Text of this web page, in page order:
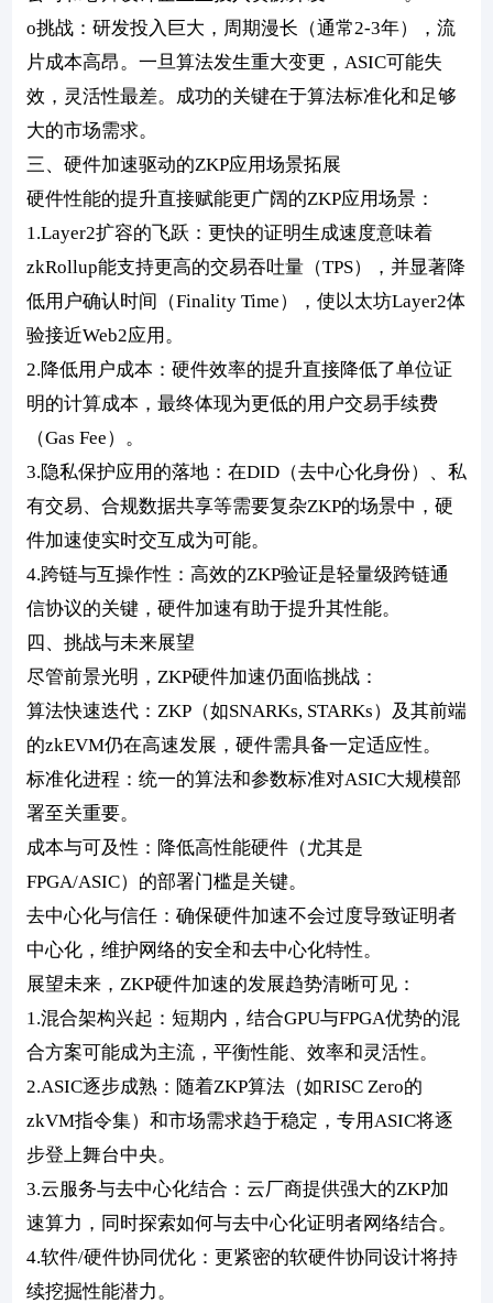
o挑战：研发投入巨大，周期漫长（通常2-3年），流
片成本高昂。一旦算法发生重大变更，ASIC可能失
效，灵活性最差。成功的关键在于算法标准化和足够
大的市场需求。
三、硬件加速驱动的ZKP应用场景拓展
硬件性能的提升直接赋能更广阔的ZKP应用场景：
1.Layer2扩容的飞跃：更快的证明生成速度意味着
zkRollup能支持更高的交易吞吐量（TPS），并显著降
低用户确认时间（Finality Time），使以太坊Layer2体
验接近Web2应用。
2.降低用户成本：硬件效率的提升直接降低了单位证
明的计算成本，最终体现为更低的用户交易手续费
（Gas Fee）。
3.隐私保护应用的落地：在DID（去中心化身份）、私
有交易、合规数据共享等需要复杂ZKP的场景中，硬
件加速使实时交互成为可能。
4.跨链与互操作性：高效的ZKP验证是轻量级跨链通
信协议的关键，硬件加速有助于提升其性能。
四、挑战与未来展望
尽管前景光明，ZKP硬件加速仍面临挑战：
算法快速迭代：ZKP（如SNARKs, STARKs）及其前端
的zkEVM仍在高速发展，硬件需具备一定适应性。
标准化进程：统一的算法和参数标准对ASIC大规模部
署至关重要。
成本与可及性：降低高性能硬件（尤其是
FPGA/ASIC）的部署门槛是关键。
去中心化与信任：确保硬件加速不会过度导致证明者
中心化，维护网络的安全和去中心化特性。
展望未来，ZKP硬件加速的发展趋势清晰可见：
1.混合架构兴起：短期内，结合GPU与FPGA优势的混
合方案可能成为主流，平衡性能、效率和灵活性。
2.ASIC逐步成熟：随着ZKP算法（如RISC Zero的
zkVM指令集）和市场需求趋于稳定，专用ASIC将逐
步登上舞台中央。
3.云服务与去中心化结合：云厂商提供强大的ZKP加
速算力，同时探索如何与去中心化证明者网络结合。
4.软件/硬件协同优化：更紧密的软硬件协同设计将持
续挖掘性能潜力。